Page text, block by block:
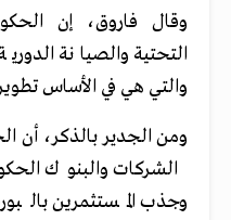
وقال فاروق، إن
التحتية والصيانة
والتي هي في الأساس
ومن الجدير بالذكر،
الشركات والبنوك
وجذب المستثمرين